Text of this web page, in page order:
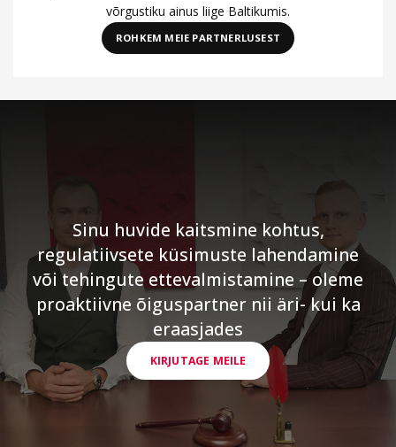
võrgustiku ainus liige Baltikumis.
ROHKEM MEIE PARTNERLUSEST
Sinu huvide kaitsmine kohtus,
regulatiivsete küsimuste lahendamine
või tehingute ettevalmistamine – oleme
proaktiivne õiguspartner nii äri- kui ka
eraasjades
KIRJUTAGE MEILE